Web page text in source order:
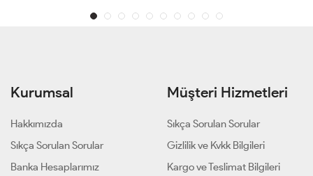
Kurumsal
Hakkımızda
Sıkça Sorulan Sorular
Banka Hesaplarımız
Müşteri Hizmetleri
Sıkça Sorulan Sorular
Gizlilik ve Kvkk Bilgileri
Kargo ve Teslimat Bilgileri